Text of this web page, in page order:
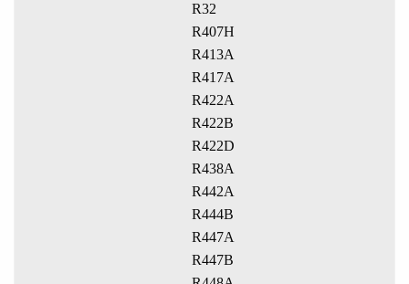
R32
R407H
R413A
R417A
R422A
R422B
R422D
R438A
R442A
R444B
R447A
R447B